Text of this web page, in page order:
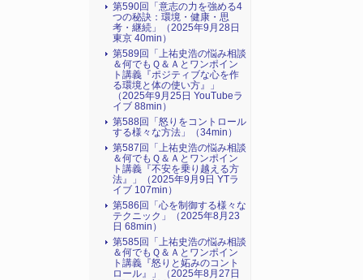
第590回「意志の力を強める4
つの秘訣：環境・健康・思
考・継続」（2025年9月28日
東京 40min）
第589回「上祐史浩の悩み相談
＆何でもＱ＆Ａとワンポイン
ト講義『ポジティブな心を作
る環境と体の使い方』​」
（2025年9月25日 YouTubeラ
イブ 88min）
第588回「怒りをコントロール
する様々な方法」（34min）
第587回「上祐史浩の悩み相談
＆何でもＱ＆Ａとワンポイン
ト講義『不安を乗り越える方
法』​」（2025年9月9日 YTラ
イブ 107min）
第586回「心を制御する様々な
テクニック」（2025年8月23
日 68min）
第585回「上祐史浩の悩み相談
＆何でもＱ＆Ａとワンポイン
ト講義『怒りと妬みのコント
ロール』​」（2025年8月27日